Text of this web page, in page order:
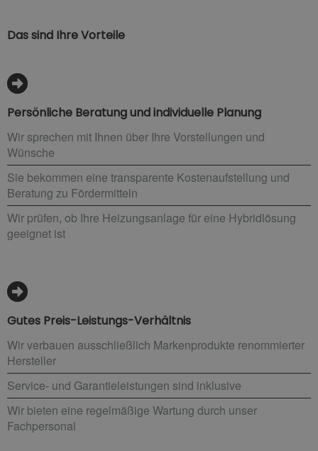
Das sind Ihre Vorteile
Persönliche Beratung und individuelle Planung
Wir sprechen mit Ihnen über Ihre Vorstellungen und
Wünsche
Sie bekommen eine transparente Kostenaufstellung und
Beratung zu Fördermitteln
Wir prüfen, ob Ihre Heizungsanlage für eine Hybridlösung
geeignet ist
Gutes Preis-Leistungs-Verhältnis
Wir verbauen ausschließlich Markenprodukte renommierter
Hersteller
Service- und Garantieleistungen sind inklusive
Wir bieten eine regelmäßige Wartung durch unser
Fachpersonal